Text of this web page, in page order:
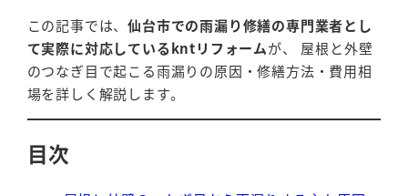
この記事では、仙台市での雨漏り修繕の専門業者とし
て実際に対応しているkntリフォームが、 屋根と外壁
のつなぎ目で起こる雨漏りの原因・修繕方法・費用相
場を詳しく解説します。
目次